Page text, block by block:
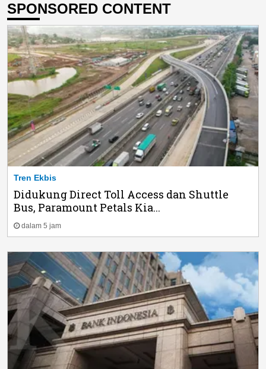
SPONSORED CONTENT
Tren Ekbis
Didukung Direct Toll Access dan Shuttle
Bus, Paramount Petals Kia...
dalam 5 jam